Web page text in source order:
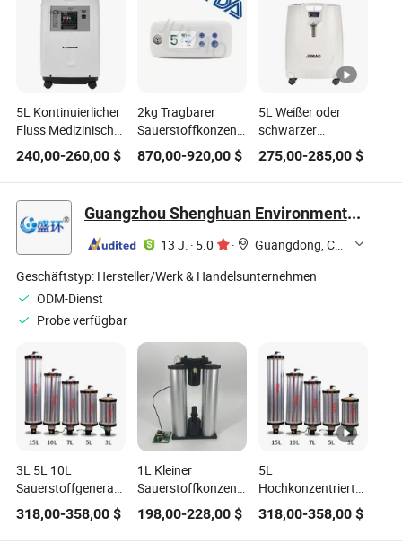
5L Kontinuierlicher
Fluss Medizinische
FDA Leichter
Tragbarer
Sauerstoffkonzentrator
für den
Hausgebrauch
240,00-260,00 $
2kg Tragbarer
Sauerstoffkonzentrator
mit
wiederaufladbarem
Akku für Reisen
870,00-920,00$
5L Weißer oder
schwarzer
medizinischer
kontinuierlicher
Fluss-
mit FDA 510 (K)
275,00-285,00$
Guangzhou Shenghuan Environmental Technology Co., Ltd.
13 J. · 5.0 ·
Guangdong, China
Geschäftstyp: Hersteller/Werk & Handelsunternehmen
ODM-Dienst
Probe verfügbar
3L 5L 10L
Sauerstoffgenerator
12 Turm Industrie-
Sauerstoffkonzentrator
318,00-358,00 $
1L Kleiner
Sauerstoffkonzentrator
Sauerstoffproduktionssystem
Sauerstoffanlage
198,00-228,00$
5L
Hochkonzentrierter
industrieller
Sauerstoffkonzentrator
für die chemische
318,00-358,00$